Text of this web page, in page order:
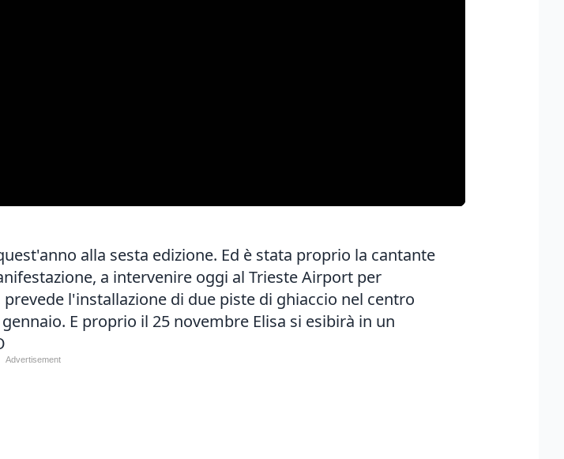
alla sesta edizione. Ed è stata proprio la cantante
a intervenire oggi al Trieste Airport per
l'installazione di due piste di ghiaccio nel centro
E proprio il 25 novembre Elisa si esibirà in un